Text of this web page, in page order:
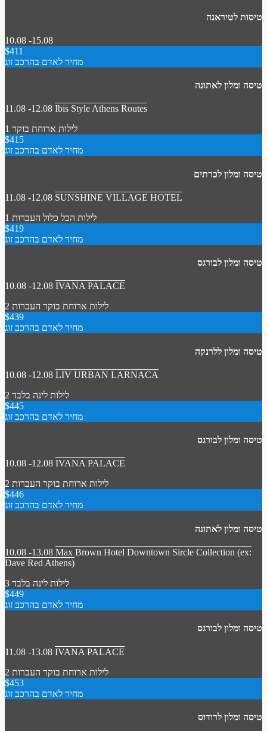
טיסות לטיראנה
10.08 -15.08
$411
מחיר לאדם בהרכב זוג
טיסה ומלון לאתונה
11.08 -12.08 Ibis Style Athens Routes
1 לילות ארוחת בוקר
$415
מחיר לאדם בהרכב זוג
טיסה ומלון לכרתים
11.08 -12.08 SUNSHINE VILLAGE HOTEL
1 לילות הכל כלול העברות
$419
מחיר לאדם בהרכב זוג
טיסה ומלון לבורגס
10.08 -12.08 IVANA PALACE
2 לילות ארוחת בוקר העברות
$439
מחיר לאדם בהרכב זוג
טיסה ומלון ללרנקה
10.08 -12.08 LIV URBAN LARNACA
2 לילות לינה בלבד
$445
מחיר לאדם בהרכב זוג
טיסה ומלון לבורגס
10.08 -12.08 IVANA PALACE
2 לילות ארוחת בוקר העברות
$446
מחיר לאדם בהרכב זוג
טיסה ומלון לאתונה
10.08 -13.08 Max Brown Hotel Downtown Sircle Collection (ex:
Dave Red Athens)
3 לילות לינה בלבד
$449
מחיר לאדם בהרכב זוג
טיסה ומלון לבורגס
11.08 -13.08 IVANA PALACE
2 לילות ארוחת בוקר העברות
$453
מחיר לאדם בהרכב זוג
טיסה ומלון לרודוס